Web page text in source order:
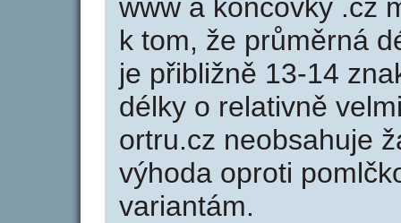
www a koncovky .cz
k tom, že průměrná
je přibližně 13-14
délky o relativně
ortru.cz neobsahuje
výhoda oproti
variantám.